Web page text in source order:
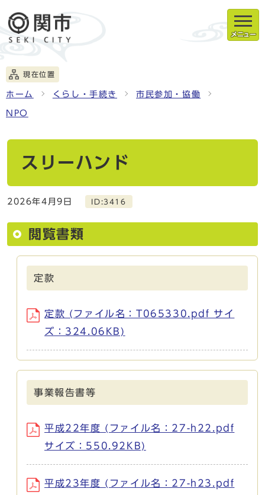
メニュー
現在位置
ホーム くらし・手続き 市民参加・協働
NPO
スリーハンド
2026年4月9日 ID:3416
閲覧書類
定款
定款 (ファイル名：T065330.pdf サイ
ズ：324.06KB)
事業報告書等
平成22年度 (ファイル名：27-h22.pdf
サイズ：550.92KB)
平成23年度 (ファイル名：27-h23.pdf